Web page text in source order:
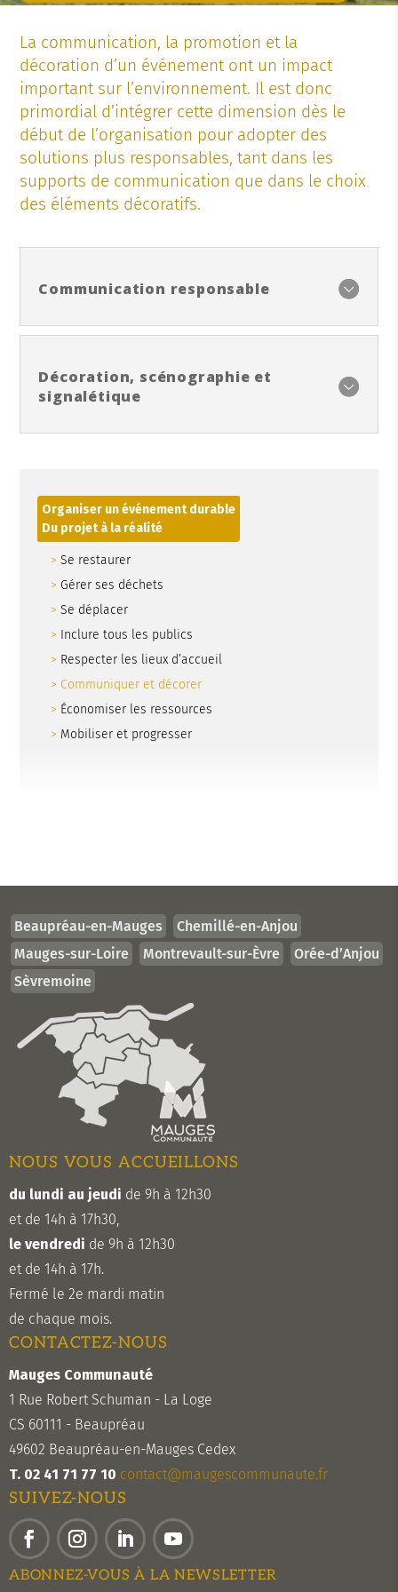
Organiser un événement durable
Du projet à la réalité
Se restaurer
Gérer ses déchets
Se déplacer
Inclure tous les publics
Respecter les lieux d’accueil
Communiquer et décorer
Économiser les ressources
Mobiliser et progresser
La communication, la promotion et la
décoration d’un événement ont un impact
important sur l’environnement. Il est donc
primordial d’intégrer cette dimension dès le
début de l’organisation pour adopter des
solutions plus responsables, tant dans les
supports de communication que dans le choix
des éléments décoratifs.
Communication responsable
Décoration, scénographie et
signalétique
Beaupréau-en-Mauges
Chemillé-en-Anjou
Mauges-sur-Loire
Montrevault-sur-Èvre
Orée-d’Anjou
Sèvremoine
NOUS VOUS ACCUEILLONS
du lundi au jeudi de 9h à 12h30
et de 14h à 17h30,
le vendredi de 9h à 12h30
et de 14h à 17h.
Fermé le 2e mardi matin
de chaque mois.
CONTACTEZ-NOUS
Mauges Communauté
1 Rue Robert Schuman - La Loge
CS 60111 - Beaupréau
49602 Beaupréau-en-Mauges Cedex
T. 02 41 71 77 10 contact@maugescommunaute.fr
SUIVEZ-NOUS
FacebookInstagramLinkedInYouTube
ABONNEZ-VOUS À LA NEWSLETTER